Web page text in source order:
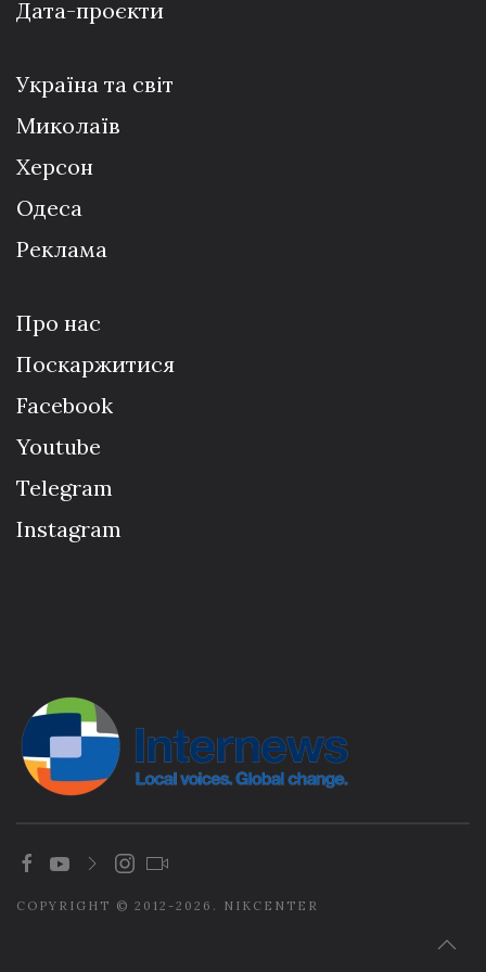
Дата-проєкти
Україна та світ
Миколаїв
Херсон
Одеса
Реклама
Про нас
Поскаржитися
Facebook
Youtube
Telegram
Instagram
COPYRIGHT © 2012-2026. NIKCENTER